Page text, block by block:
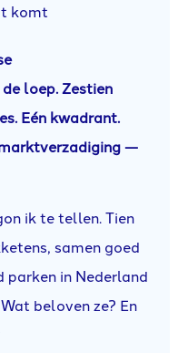
komt
loep. Zestien
Eén kwadrant.
—
ik te tellen. Tien
samen goed
parken in Nederland
beloven ze? En